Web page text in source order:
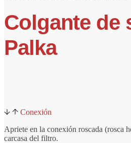
Colgante de
Palka
Conexión
Apriete en la conexión roscada (rosca
carcasa del filtro.